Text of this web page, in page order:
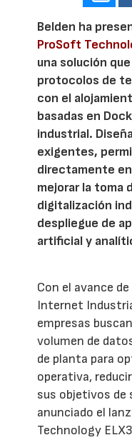
Belden ha
ProSoft
una solución
protocolos de
con el
basadas en
industrial.
exigentes,
directamente
mejorar la toma
digitalización
despliegue de
artificial y
Con el avance
Internet
empresas
volumen de
de planta para
operativa,
sus objetivos de
anunciado el
Technology